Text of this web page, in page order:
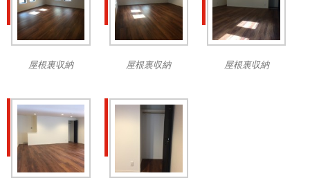
屋根裏収納 屋根裏収納 屋根裏収納